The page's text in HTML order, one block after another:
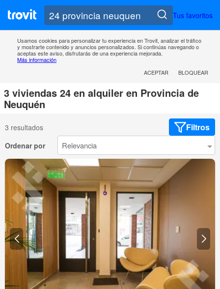
Tus favoritos
Usamos cookies para personalizar tu experiencia en Trovit, analizar el tráfico
y mostrarte contenido y anuncios personalizados. Si continúas navegando o
aceptas este aviso, disfrutarás de una experiencia mejorada.
Más información
ACEPTAR
BLOQUEAR
3 viviendas 24 en alquiler en Provincia de
Neuquén
3 resultados Filtros
Ordenar por